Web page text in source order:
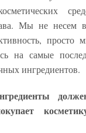
Мы не несем
просто
на самые
ингредиентов.